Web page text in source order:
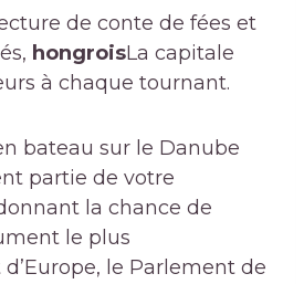
de conte de fées et
hongroisLa capitale
à chaque tournant.
bateau sur le Danube
partie de votre
la chance de
le plus
le Parlement de